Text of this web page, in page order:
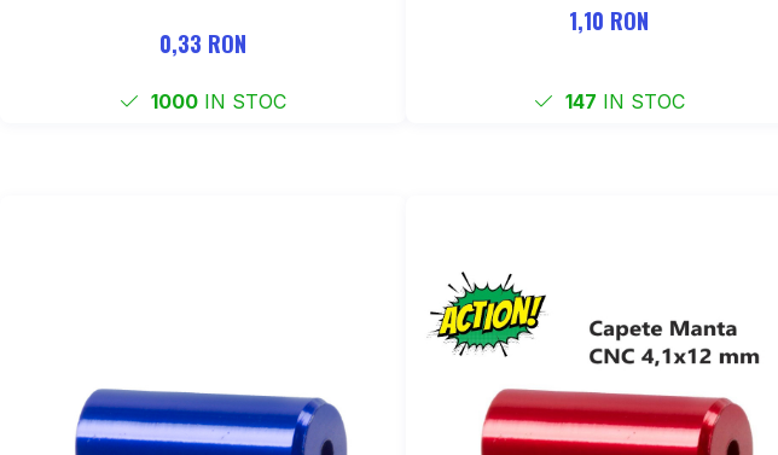
0,33 RON
1000 IN STOC
1,10 RON
147 IN STOC